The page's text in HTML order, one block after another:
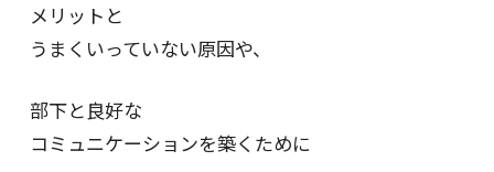
メリットと
うまくいっていない原因や、
部下と良好な
コミュニケーションを築くために